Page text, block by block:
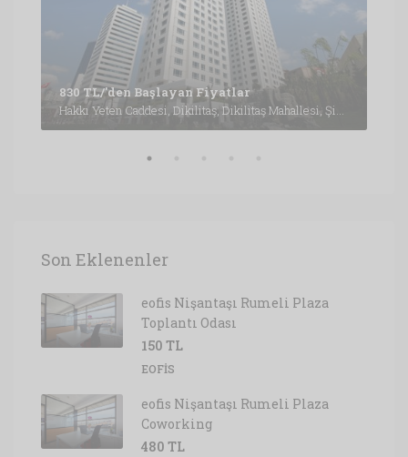
830 TL/'den Başlayan Fiyatlar
Hakkı Yeten Caddesi, Dikilitaş, Dikilitaş Mahallesi, Şişli, İstanbul, Marmara Bölgesi, 34349, Türkiye, İstanbul
Son Eklenenler
eofis Nişantaşı Rumeli Plaza
Toplantı Odası
150 TL
EOFIS
eofis Nişantaşı Rumeli Plaza
Coworking
480 TL